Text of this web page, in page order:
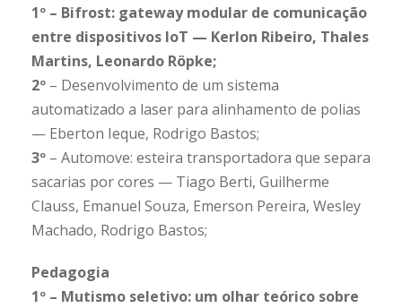
1º – Bifrost: gateway modular de comunicação
entre dispositivos IoT — Kerlon Ribeiro, Thales
Martins, Leonardo Röpke;
2º – Desenvolvimento de um sistema
automatizado a laser para alinhamento de polias
— Eberton Ieque, Rodrigo Bastos;
3º – Automove: esteira transportadora que separa
sacarias por cores — Tiago Berti, Guilherme
Clauss, Emanuel Souza, Emerson Pereira, Wesley
Machado, Rodrigo Bastos;
Pedagogia
1º – Mutismo seletivo: um olhar teórico sobre